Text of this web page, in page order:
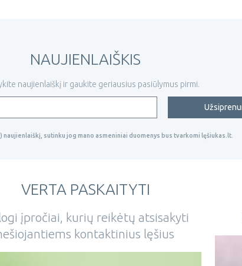
NAUJIENLAIŠKIS
naujienlaiškį ir gaukite geriausius pasiūlymus pirmi.
naujienlaiškį, sutinku jog mano asmeniniai duomenys bus tvarkomi lęšiukas.lt.
VERTA PASKAITYTI
įpročiai, kurių reikėtų atsisakyti
kontaktinius lęšius